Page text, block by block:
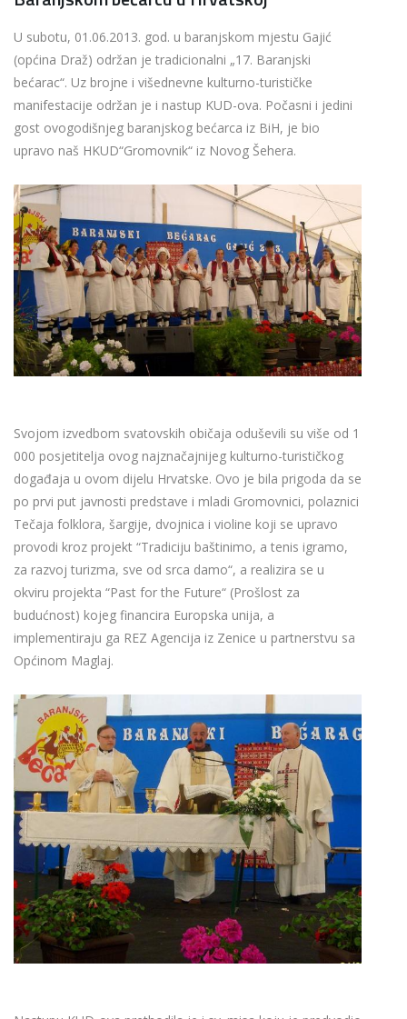
U subotu, 01.06.2013. god. u baranjskom mjestu Gajić
(općina Draž) održan je tradicionalni „17. Baranjski
bećarac“. Uz brojne i višednevne kulturno-turističke
manifestacije održan je i nastup KUD-ova. Počasni i jedini
gost ovogodišnjeg baranjskog bećarca iz BiH, je bio
upravo naš HKUD“Gromovnik“ iz Novog Šehera.
Svojom izvedbom svatovskih običaja oduševili su više od 1
000 posjetitelja ovog najznačajnijeg kulturno-turističkog
događaja u ovom dijelu Hrvatske. Ovo je bila prigoda da se
po prvi put javnosti predstave i mladi Gromovnici, polaznici
Tečaja folklora, šargije, dvojnica i violine koji se upravo
provodi kroz projekt “Tradiciju baštinimo, a tenis igramo,
za razvoj turizma, sve od srca damo“, a realizira se u
okviru projekta “Past for the Future“ (Prošlost za
budućnost) kojeg financira Europska unija, a
implementiraju ga REZ Agencija iz Zenice u partnerstvu sa
Općinom Maglaj.